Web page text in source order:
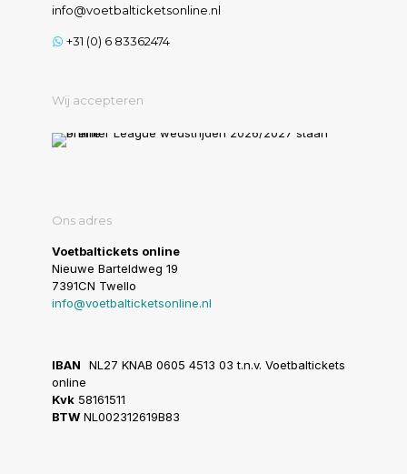
info@voetbalticketsonline.nl
+31 (0) 6 83362474
Wij accepteren
Ons adres
Voetbaltickets online
Nieuwe Barteldweg 19
7391CN Twello
info@voetbalticketsonline.nl
IBAN NL27 KNAB 0605 4513 03 t.n.v. Voetbaltickets
online
Kvk58161511
BTWNL002312619B83